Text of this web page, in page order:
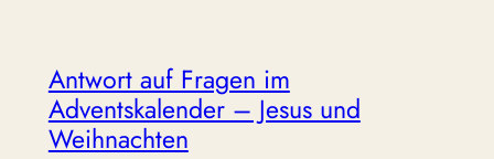
Antwort auf Fragen im
Adventskalender – Jesus und
Weihnachten